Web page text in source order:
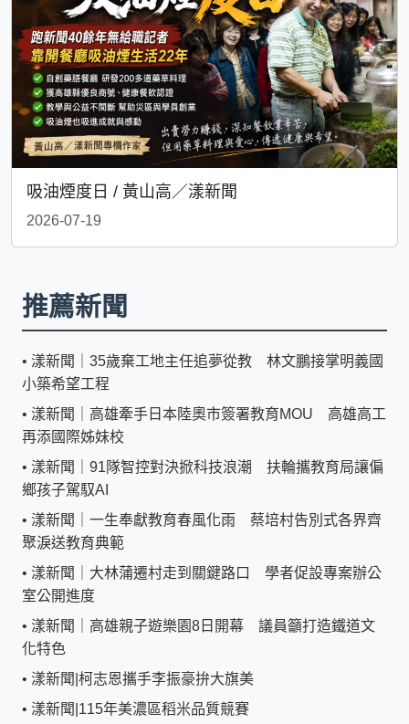
吸油煙度日 / 黃山高／漾新聞
2026-07-19
推薦新聞
• 漾新聞｜35歲棄工地主任追夢從教 林文鵬接掌明義國
小築希望工程
• 漾新聞｜高雄牽手日本陸奧市簽署教育MOU 高雄高工
再添國際姊妹校
• 漾新聞｜91隊智控對決掀科技浪潮 扶輪攜教育局讓偏
鄉孩子駕馭AI
• 漾新聞｜一生奉獻教育春風化雨 蔡培村告別式各界齊
聚淚送教育典範
• 漾新聞｜大林蒲遷村走到關鍵路口 學者促設專案辦公
室公開進度
• 漾新聞｜高雄親子遊樂園8日開幕 議員籲打造鐵道文
化特色
• 漾新聞|柯志恩攜手李振豪拚大旗美
• 漾新聞|115年美濃區稻米品質競賽